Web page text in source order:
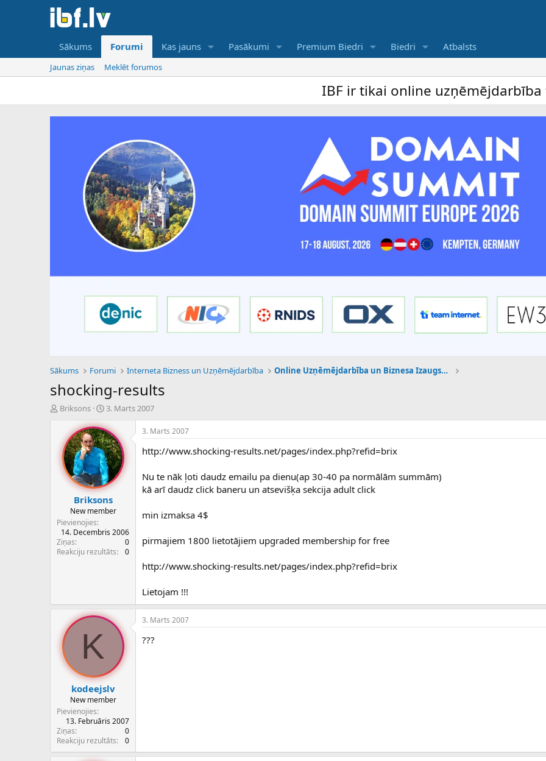
Sākums Forumi Kas jauns Pasākumi Premium Biedri Biedri Atbalsts
Jaunas ziņas Meklēt forumos
IBF ir tikai online uzņēmējdarbība forums un
Sākums Forumi Interneta Bizness un Uzņēmējdarbība Online Uzņēmējdarbība un Biznesa Izaugsme
shocking-results
P
e
d
e
z
s
ā
c
Briksons
S
k
u
m
a
d
a
u
m
s
3. Marts 2007
Briksons
New member
Pievienojies
14. Decembris 2006
Ziņas
0
Reakciju rezultāts
0
3. Marts 2007
http://www.shocking-results.net/pages/index.php?refid=brix
Nu te nāk ļoti daudz emailu pa dienu(ap 30-40 pa normālām summām)
kā arī daudz click baneru un atsevišķa sekcija adult click
min izmaksa 4$
pirmajiem 1800 lietotājiem upgraded membership for free
http://www.shocking-results.net/pages/index.php?refid=brix
Lietojam !!!
K
kodeejslv
New member
Pievienojies
13. Februāris 2007
Ziņas
0
Reakciju rezultāts
0
3. Marts 2007
???